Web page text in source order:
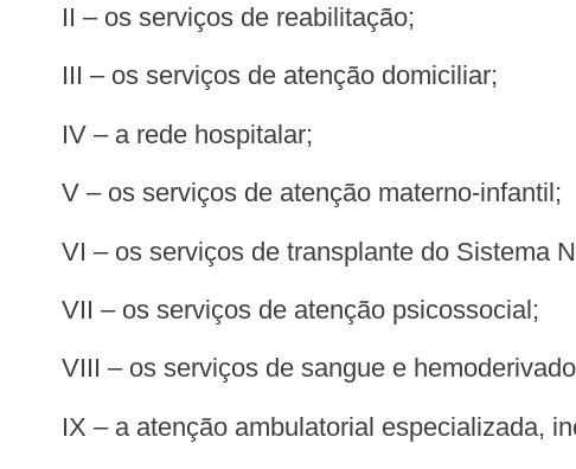
II – os serviços de reabilitação;
III – os serviços de atenção domiciliar;
IV – a rede hospitalar;
V – os serviços de atenção materno-infantil;
VI – os serviços de transplante do Sistema
VII – os serviços de atenção psicossocial;
VIII – os serviços de sangue e
IX – a atenção ambulatorial especializada,